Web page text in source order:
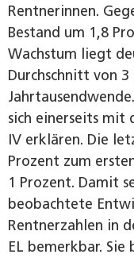
Rentnerinnen.
Bestand um 1,8
Wachstum liegt
Durchschnitt von
sich einerseits mit
IV erklären. Die
Prozent zum
1 Prozent. Damit
beobachtete
Rentnerzahlen in
EL bemerkbar.